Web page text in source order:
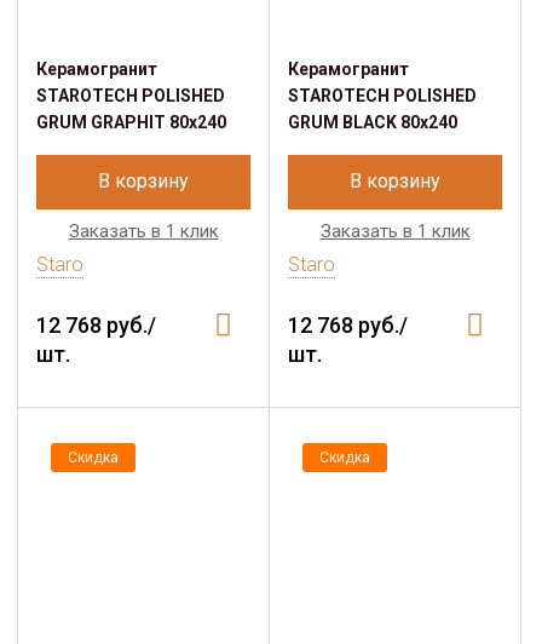
Керамогранит
STAROTECH POLISHED
GRUM GRAPHIT 80х240
В корзину
Заказать в 1 клик
Staro
12 768 руб./
шт.
Керамогранит
STAROTECH POLISHED
GRUM BLACK 80х240
В корзину
Заказать в 1 клик
Staro
12 768 руб./
шт.
Скидка Скидка